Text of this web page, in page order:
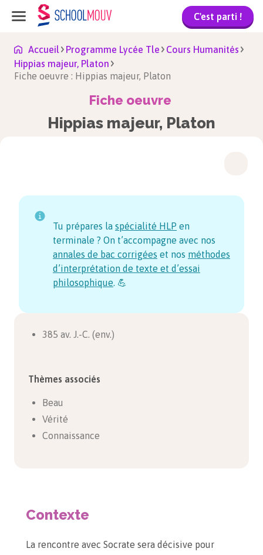
C'est parti !
Accueil Programme Lycée Tle
Cours Humanités
Hippias majeur, Platon
Fiche oeuvre : Hippias majeur, Platon
Fiche oeuvre
Hippias majeur, Platon
Tu prépares la spécialité HLP en
terminale ? On t’accompagne avec nos
annales de bac corrigées et nos méthodes
d’interprétation de texte et d’essai
philosophique. 💪
385 av. J.-C. (env.)
Thèmes associés
Beau
Vérité
Connaissance
Contexte
La rencontre avec Socrate sera décisive pour